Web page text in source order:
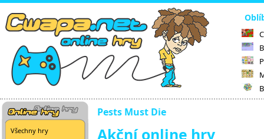
Všechny hry
Pests Must Die
Akční online hry